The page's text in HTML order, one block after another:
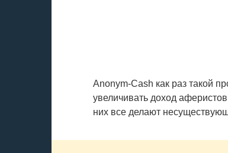
Anonym-Cash как раз такой
увеличивать доход
них все делают